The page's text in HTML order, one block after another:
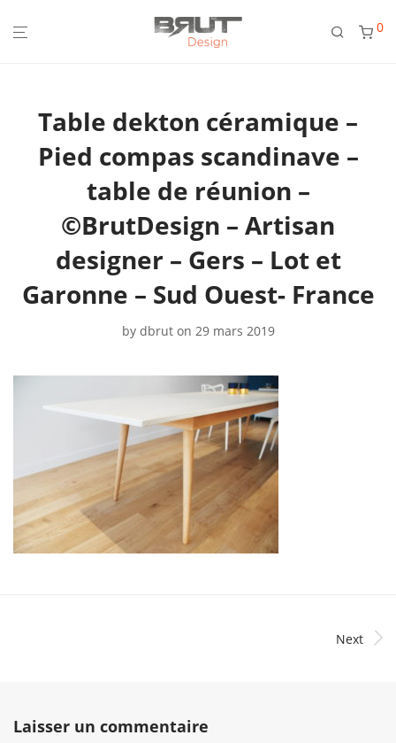
0
Table dekton céramique –
Pied compas scandinave –
table de réunion –
©BrutDesign – Artisan
designer – Gers – Lot et
Garonne – Sud Ouest- France
by dbrut on 29 mars 2019
Next
Laisser un commentaire